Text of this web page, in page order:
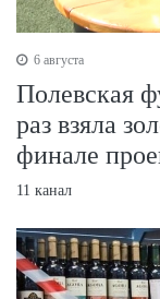
6 августа
Полевская
раз взяла
финале
11 канал